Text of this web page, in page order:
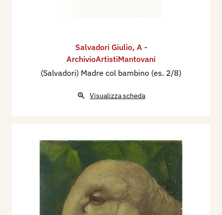
Salvadori Giulio, A -
ArchivioArtistiMantovani
(Salvadori) Madre col bambino (es. 2/8)
Visualizza scheda